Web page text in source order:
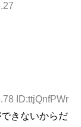
ID:ttjQnfPWr
きないからだ